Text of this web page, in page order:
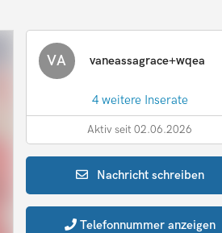
VA vaneassagrace+wqea
4 weitere Inserate
Aktiv seit 02.06.2026
Nachrichtschreiben
Telefonnummer anzeigen